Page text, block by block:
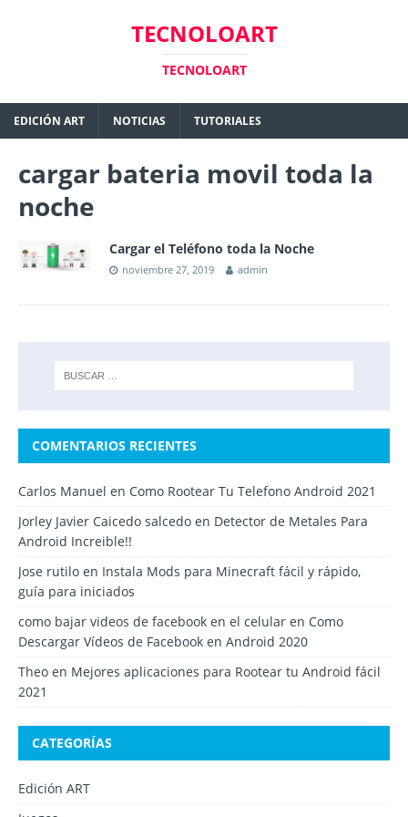
TECNOLOART
TECNOLOART
EDICIÓN ART NOTICIAS TUTORIALES
cargar bateria movil toda la
noche
Cargar el Teléfono toda la Noche
noviembre 27, 2019 admin
COMENTARIOS RECIENTES
Carlos Manuel en Como Rootear Tu Telefono Android 2021
Jorley Javier Caicedo salcedo en Detector de Metales Para
Android Increible!!
Jose rutilo en Instala Mods para Minecraft fácil y rápido,
guía para iniciados
como bajar videos de facebook en el celular en Como
Descargar Vídeos de Facebook en Android 2020
Theo en Mejores aplicaciones para Rootear tu Android fácil
2021
CATEGORÍAS
Edición ART